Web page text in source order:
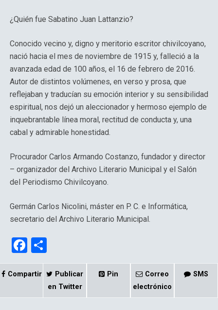
¿Quién fue Sabatino Juan Lattanzio?
Conocido vecino y, digno y meritorio escritor chivilcoyano,
nació hacia el mes de noviembre de 1915 y, falleció a la
avanzada edad de 100 años, el 16 de febrero de 2016.
Autor de distintos volúmenes, en verso y prosa, que
reflejaban y traducían su emoción interior y su sensibilidad
espiritual, nos dejó un aleccionador y hermoso ejemplo de
inquebrantable línea moral, rectitud de conducta y, una
cabal y admirable honestidad.
Procurador Carlos Armando Costanzo, fundador y director
– organizador del Archivo Literario Municipal y el Salón
del Periodismo Chivilcoyano.
Germán Carlos Nicolini, máster en P. C. e Informática,
secretario del Archivo Literario Municipal.
F
a
ce
o
m
p
Compartir
Publicar
en Twitter
Pin
Correo
electrónico
SMS